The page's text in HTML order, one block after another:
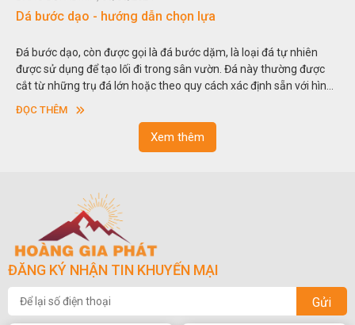
Dá bước dạo - hướng dẫn chọn lựa
Đá bước dạo, còn được gọi là đá bước dặm, là loại đá tự nhiên
được sử dụng để tạo lối đi trong sân vườn. Đá này thường được
cắt từ những trụ đá lớn hoặc theo quy cách xác định sẵn với hình
vuông hoặc hình chữ nhật và có độ dày khác nhau.
ĐỌC THÊM
Xem thêm
ĐĂNG KÝ NHẬN TIN KHUYẾN MẠI
Gửi